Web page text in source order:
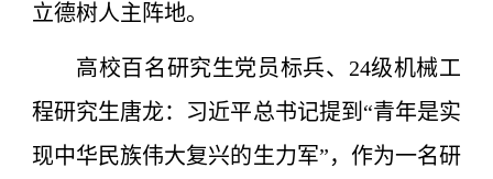
立德树人主阵地。
高校百名研究生党员标兵、24级机械工
程研究生唐龙：习近平总书记提到“青年是实
现中华民族伟大复兴的生力军”，作为一名研